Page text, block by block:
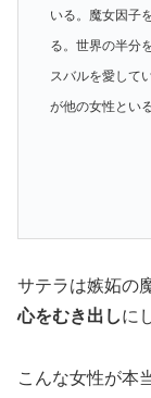
いる。魔女因子
る。世界の半分
スバルを愛して
が他の女性とい
サテラは嫉妬の
心をむき出しに
こんな女性が本